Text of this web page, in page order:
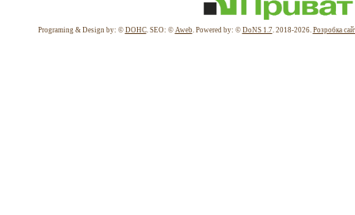
Programing & Design by: © DOHC. SEO: © Aweb. Powered by: © DoNS 1.7. 2018-2026. Розробка